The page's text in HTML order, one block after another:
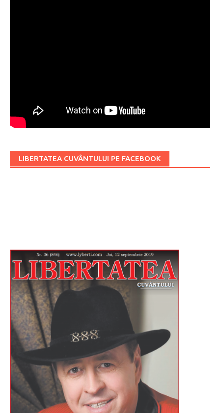
LIBERTATEA CUVÂNTULUI PE FACEBOOK